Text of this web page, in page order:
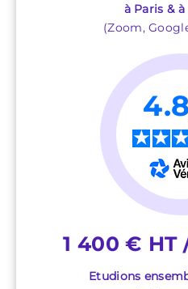
à Paris &
(Zoom,
★★★
1 400 € HT
Etudions